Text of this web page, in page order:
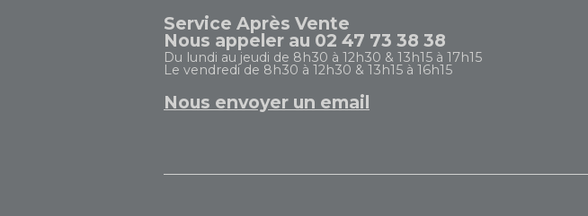
Service Après Vente
Nous appeler au 02 47 73 38 38
Du lundi au jeudi de 8h30 à 12h30 & 13h15 à 17h15
Le vendredi de 8h30 à 12h30 & 13h15 à 16h15
Nous envoyer un email